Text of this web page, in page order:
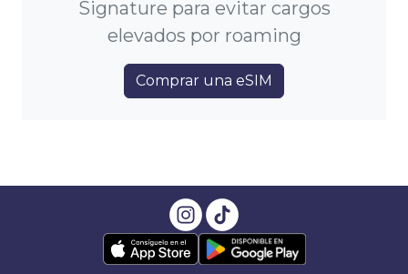
Signature para evitar cargos
elevados por roaming
Comprar una eSIM